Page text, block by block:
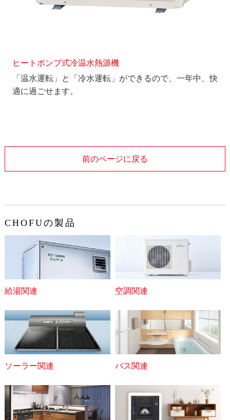
ヒートポンプ式冷温水熱源機
「温水運転」と「冷水運転」ができるので、一年中、快
適に過ごせます。
前のページに戻る
CHOFUの製品
給湯関連 空調関連
ソーラー関連 バス関連